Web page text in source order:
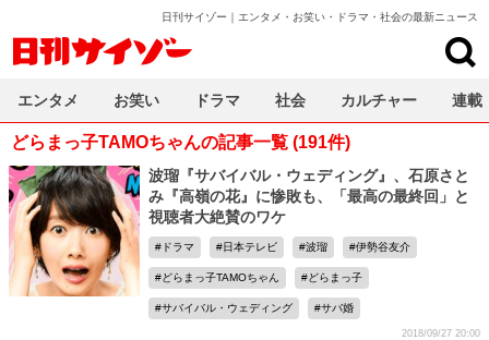
日刊サイゾー｜エンタメ・お笑い・ドラマ・社会の最新ニュース
どらまっ子TAMOちゃんの記事一覧 (191件)
波瑠『サバイバル・ウェディング』、石原さと
み『高嶺の花』に惨敗も、「最高の最終回」と
視聴者大絶賛のワケ
ドラマ 日本テレビ 波瑠 伊勢谷友介
どらまっ子TAMOちゃん どらまっ子
サバイバル・ウェディング サバ婚
2018/09/27 20:00
エンタメ お笑い ドラマ 社会 カルチャー 連載